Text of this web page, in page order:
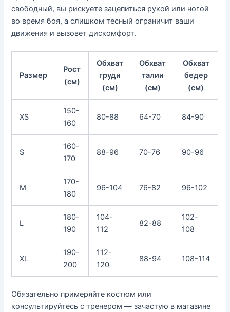
свободный, вы рискуете зацепиться рукой или ногой
во время боя, а слишком тесный ограничит ваши
движения и вызовет дискомфорт.
Размер
Рост
(см)
Обхват
груди
(см)
Обхват
талии
(см)
Обхват
бедер
(см)
XS
150-
160
80-88 64-70 84-90
S
160-
170
88-96 70-76 90-96
M
170-
180
96-104 76-82 96-102
L
180-
190
104-
112
82-88
102-
108
XL
190-
200
112-
120
88-94 108-114
Обязательно примеряйте костюм или
консультируйтесь с тренером — зачастую в магазине